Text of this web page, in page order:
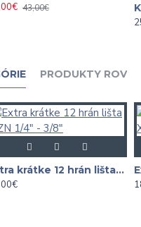
43,00€
PRODUKTY
Extra krátke 12 hrán lišta XZN 1/4" - 3/8"